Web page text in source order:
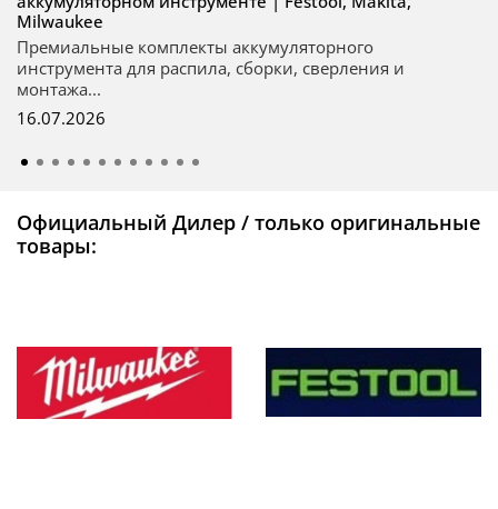
Milwaukee
Премиальные комплекты аккумуляторного
инструмента для распила, сборки, сверления и
монтажа...
16.07.2026
Официальный Дилер / только оригинальные
товары: